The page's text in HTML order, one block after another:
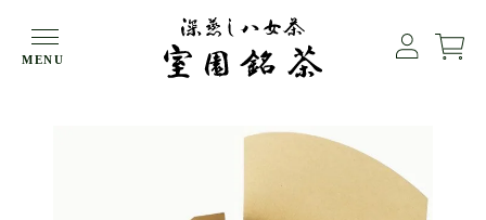
MENU
HOME
ECOギフト 翠（2）恵（1）【メール便でお届け】